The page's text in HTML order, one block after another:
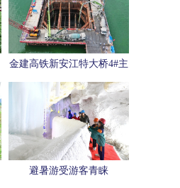
金建高铁新安江特大桥4#主
墩承台浇筑完成
避暑游受游客青睐